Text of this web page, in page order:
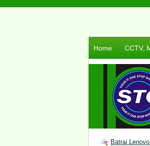
Home CCTV,
Batrai